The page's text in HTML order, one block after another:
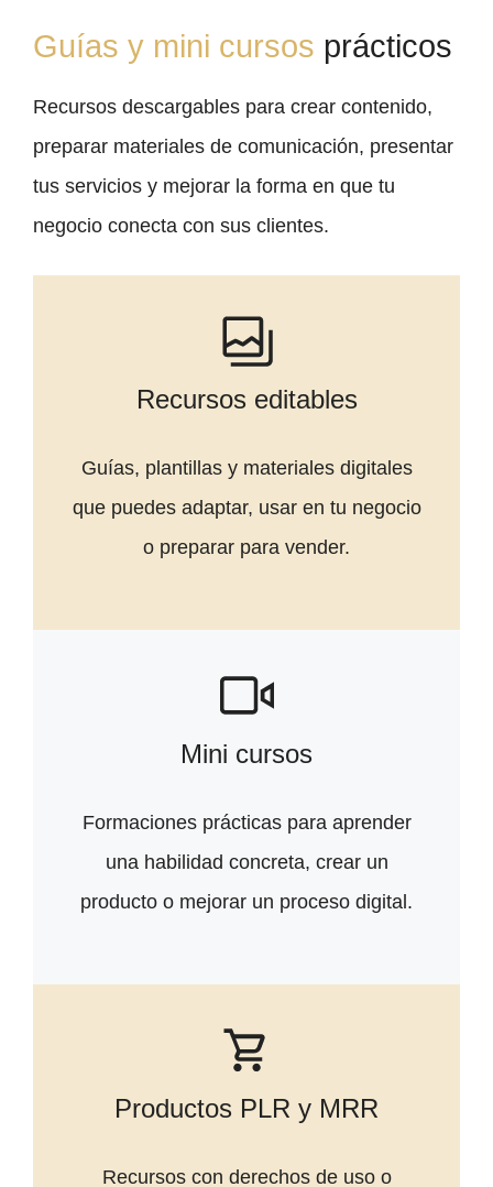
Guías y mini cursos prácticos
Recursos descargables para crear contenido,
preparar materiales de comunicación, presentar
tus servicios y mejorar la forma en que tu
negocio conecta con sus clientes.
Recursos editables
Guías, plantillas y materiales digitales
que puedes adaptar, usar en tu negocio
o preparar para vender.
Mini cursos
Formaciones prácticas para aprender
una habilidad concreta, crear un
producto o mejorar un proceso digital.
Productos PLR y MRR
Recursos con derechos de uso o